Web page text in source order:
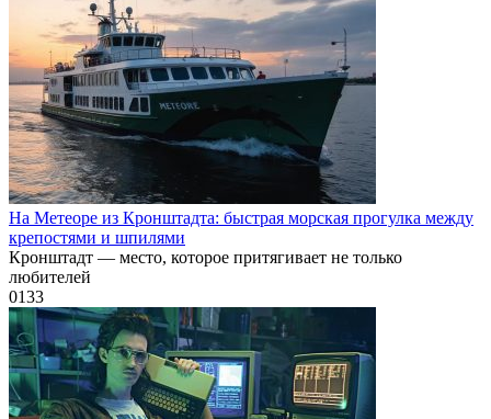
На Метеоре из Кронштадта: быстрая морская прогулка между
крепостями и шпилями
Кронштадт — место, которое притягивает не только
любителей
0133